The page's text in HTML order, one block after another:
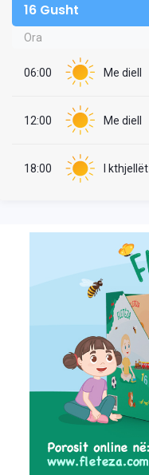
16 Gusht
Ora
06:00 Me diell
12:00 Me diell
18:00 I kthjellët